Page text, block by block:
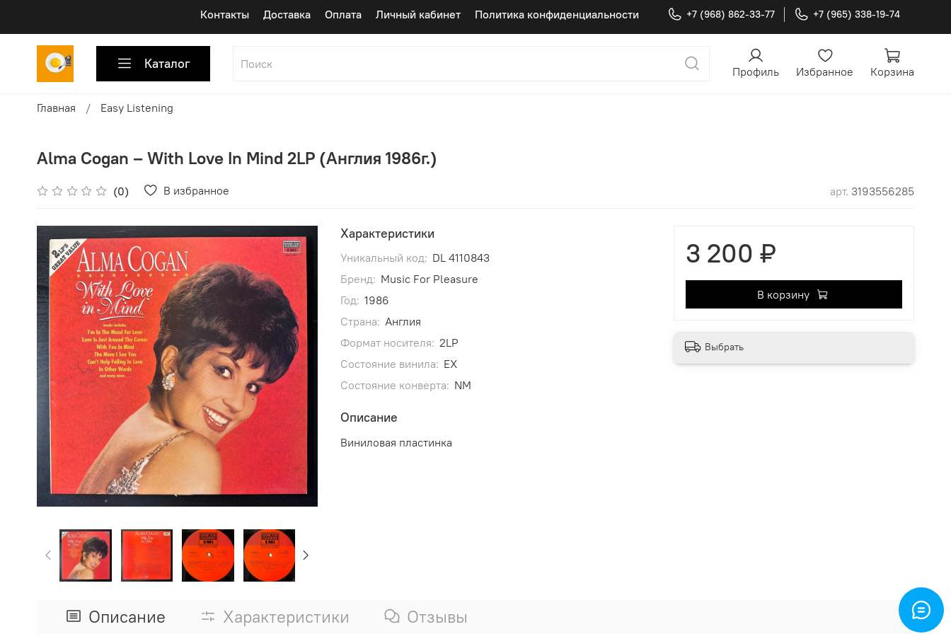
Контакты Доставка Оплата Личный кабинет Политика конфиденциальности +7 (968) 862-33-77 +7 (965) 338-19-74
Каталог Профиль Избранное Корзина
Главная Easy Listening
Alma Cogan ‎– With Love In Mind 2LP (Англия 1986г.)
(0) В избранное арт. 3193556285
Характеристики
Уникальный код: DL 4110843
Бренд: Music For Pleasure
Год: 1986
Страна: Англия
Формат носителя: 2LP
Состояние винила: EX
Состояние конверта: NM
Описание
Виниловая пластинка
3 200 ₽
В корзину
Выбрать
Описание Характеристики Отзывы